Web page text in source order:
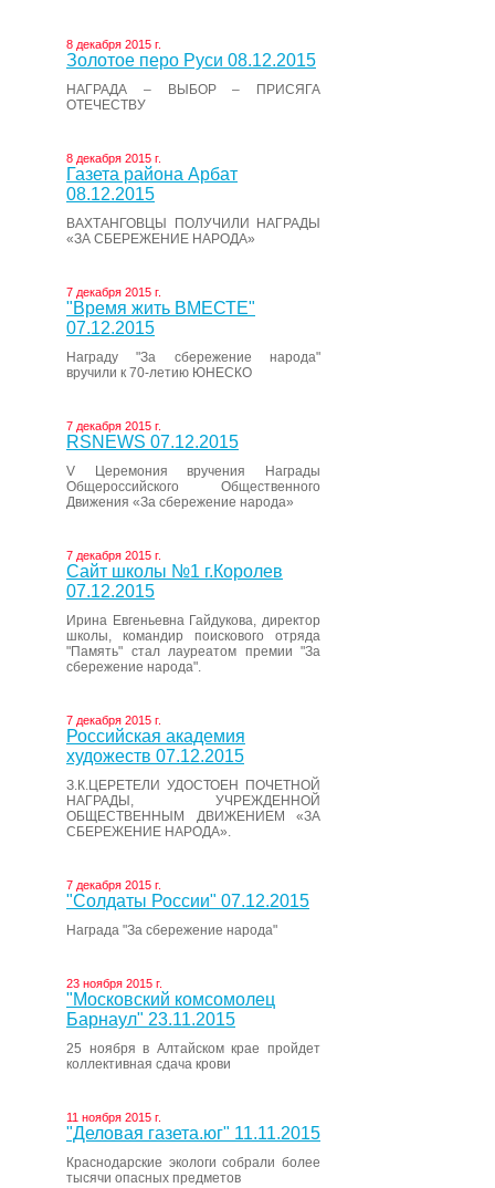
8 декабря 2015 г.
Золотое перо Руси 08.12.2015
НАГРАДА – ВЫБОР – ПРИСЯГА
ОТЕЧЕСТВУ
8 декабря 2015 г.
Газета района Арбат
08.12.2015
ВАХТАНГОВЦЫ ПОЛУЧИЛИ НАГРАДЫ
«ЗА СБЕРЕЖЕНИЕ НАРОДА»
7 декабря 2015 г.
"Время жить ВМЕСТЕ"
07.12.2015
Награду "За сбережение народа"
вручили к 70-летию ЮНЕСКО
7 декабря 2015 г.
RSNEWS 07.12.2015
V Церемония вручения Награды
Общероссийского Общественного
Движения «За сбережение народа»
7 декабря 2015 г.
Сайт школы №1 г.Королев
07.12.2015
Ирина Евгеньевна Гайдукова, директор
школы, командир поискового отряда
"Память" стал лауреатом премии "За
сбережение народа".
7 декабря 2015 г.
Российская академия
художеств 07.12.2015
З.К.ЦЕРЕТЕЛИ УДОСТОЕН ПОЧЕТНОЙ
НАГРАДЫ, УЧРЕЖДЕННОЙ
ОБЩЕСТВЕННЫМ ДВИЖЕНИЕМ «ЗА
СБЕРЕЖЕНИЕ НАРОДА».
7 декабря 2015 г.
"Солдаты России" 07.12.2015
Награда "За сбережение народа"
23 ноября 2015 г.
"Московский комсомолец
Барнаул" 23.11.2015
25 ноября в Алтайском крае пройдет
коллективная сдача крови
11 ноября 2015 г.
"Деловая газета.юг" 11.11.2015
Краснодарские экологи собрали более
тысячи опасных предметов